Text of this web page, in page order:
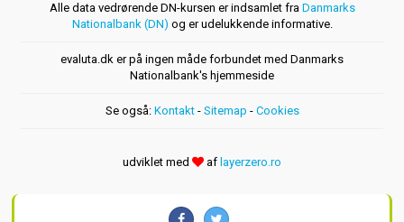
Alle data vedrørende DN-kursen er indsamlet fra Danmarks
Nationalbank (DN) og er udelukkende informative.
evaluta.dk er på ingen måde forbundet med Danmarks
Nationalbank's hjemmeside
Se også: Kontakt- Sitemap - Cookies
udviklet med af layerzero.ro